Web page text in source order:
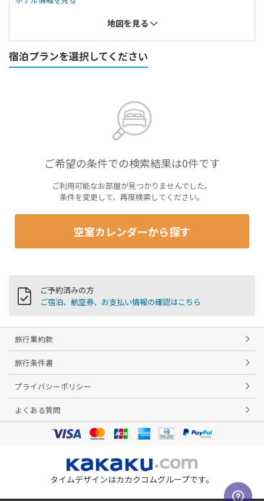
地図を見る
宿泊プランを選択してください
ご希望の条件での検索結果は0件です
ご利用可能なお部屋が見つかりませんでした。
条件を変更して、再度検索してください。
空室カレンダーから探す
ご予約済みの方
ご宿泊、航空券、お支払い情報の確認はこちら
旅行業約款
旅行条件書
プライバシーポリシー
よくある質問
タイムデザインはカカクコムグループです。